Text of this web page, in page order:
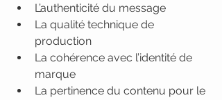
L’authenticité du message
La qualité technique de
production
La cohérence avec l’identité de
marque
La pertinence du contenu pour le